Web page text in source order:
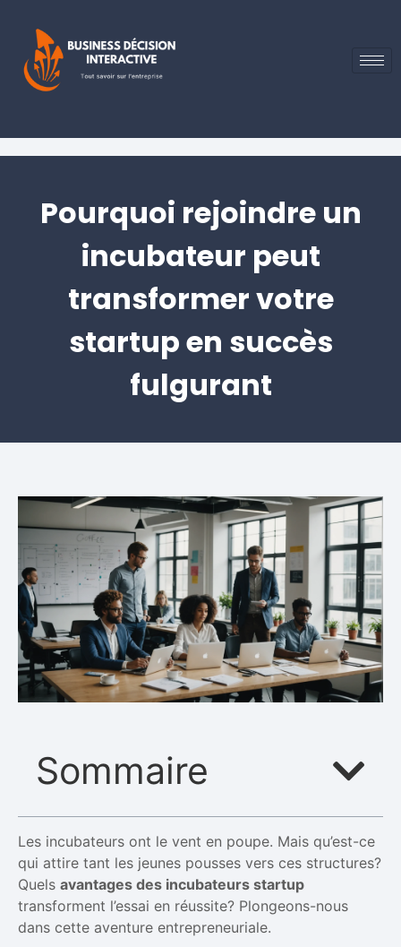
Pourquoi rejoindre un
incubateur peut
transformer votre
startup en succès
fulgurant
Sommaire
Les incubateurs ont le vent en poupe. Mais qu’est-ce
qui attire tant les jeunes pousses vers ces structures?
Quels avantages des incubateurs startup
transforment l’essai en réussite? Plongeons-nous
dans cette aventure entrepreneuriale.